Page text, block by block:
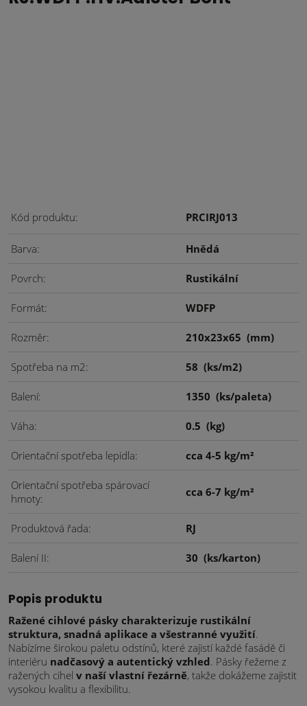
Kód produktu PRCIRJ013
Barva Hnědá
Povrch Rustikální
Formát WDFP
Rozměr 210x23x65 (mm)
Spotřeba na m2 58 (ks/m2)
Balení 1350 (ks/paleta)
Váha 0.5 (kg)
Orientační spotřeba lepidla cca 4-5 kg/m²
Orientační spotřeba spárovací
hmoty
cca 6-7 kg/m²
Produktová řada RJ
Balení II 30 (ks/karton)
Popis produktu
Ražené cihlové pásky charakterizuje rustikální
struktura, snadná aplikace a všestranné využití.
Nabízíme širokou paletu odstínů, které zajistí každé fasádě či
interiéru nadčasový a autentický vzhled. Pásky řežeme z
ražených cihel v naší vlastní řezárně, takže dokážeme zajistit
vysokou kvalitu a flexibilitu.